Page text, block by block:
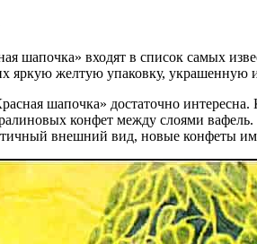
шапочка» входят в список самых
яркую желтую упаковку, украшенную
шапочка» достаточно
конфет между слоями вафель.
внешний вид, новые конфеты